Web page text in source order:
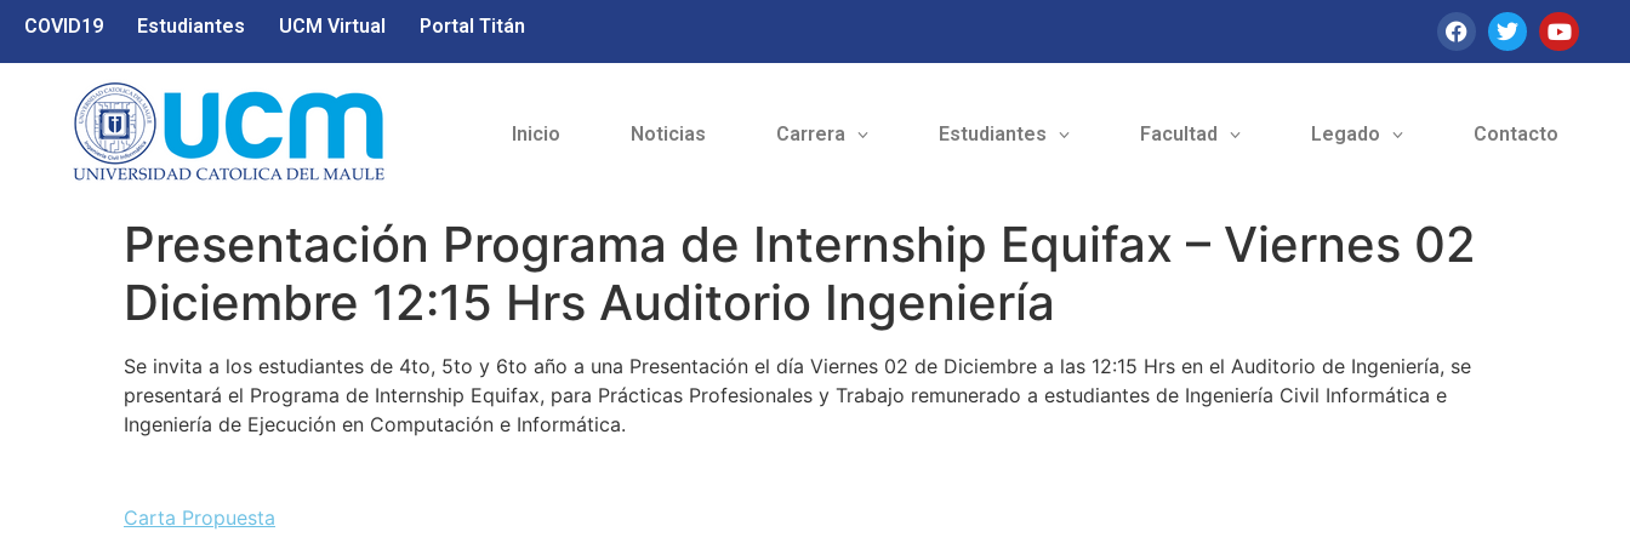
COVID19 Estudiantes UCM Virtual Portal Titán
Inicio Noticias Carrera Estudiantes Facultad Legado Contacto
Presentación Programa de Internship Equifax – Viernes 02
Diciembre 12:15 Hrs Auditorio Ingeniería
Se invita a los estudiantes de 4to, 5to y 6to año a una Presentación el día Viernes 02 de Diciembre a las 12:15 Hrs en el Auditorio de Ingeniería, se
presentará el Programa de Internship Equifax, para Prácticas Profesionales y Trabajo remunerado a estudiantes de Ingeniería Civil Informática e
Ingeniería de Ejecución en Computación e Informática.
Carta Propuesta